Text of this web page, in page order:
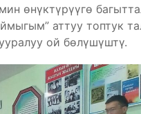
өнүктүрүүгө
аттуу топтук
ой бөлүшүштү.